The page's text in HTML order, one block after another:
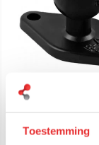
Toestemming
RAM Mount B-
mm) Diamant
Aluminium -
€ 13,95Incl. btw